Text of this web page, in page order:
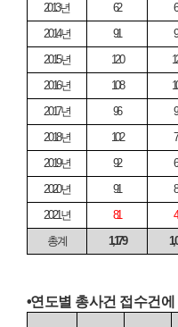
2013년 62
2014년 91
2015년 120
2016년 108
2017년 96
2018년 102
2019년 92
2020년 91
2021년 81
총계
1,179
•연도별 총사건 접수건